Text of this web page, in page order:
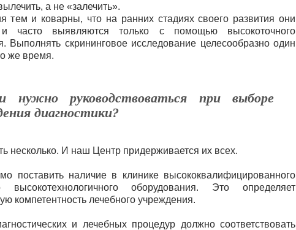
а не «залечить».
тем и коварны, что на ранних стадиях своего развития они
часто выявляются только с помощью высокоточного
Выполнять скрининговое исследование целесообразно один
же время.
нужно руководствоваться при выборе
диагностики?
несколько. И наш Центр придерживается их всех.
поставить наличие в клинике высококвалифицированного
оборудования. Это определяет
компетентность лечебного учреждения.
и лечебных процедур должно соответствовать